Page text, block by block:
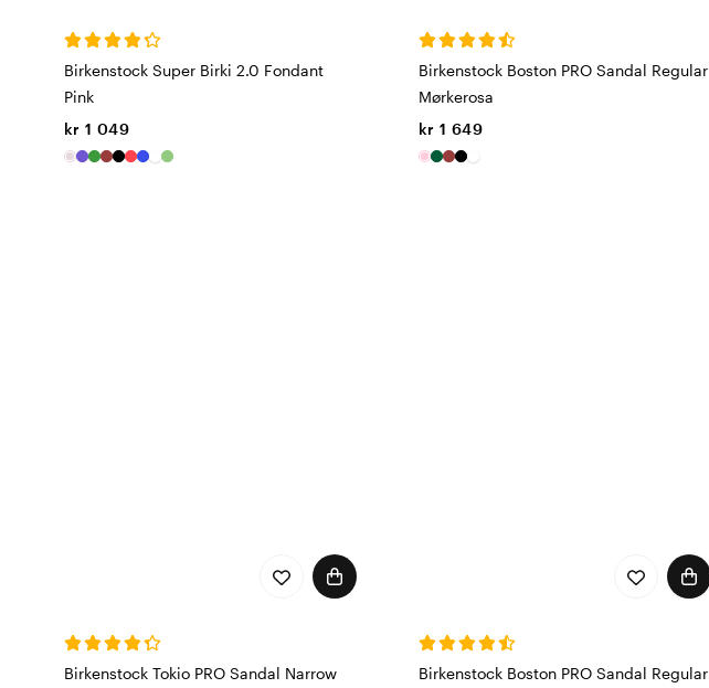
Birkenstock Super Birki 2.0 Fondant
Pink
kr 1 049
Birkenstock Boston PRO Sandal Regular
Mørkerosa
kr 1 649
Birkenstock Tokio PRO Sandal Narrow
Birkenstock Boston PRO Sandal Regular